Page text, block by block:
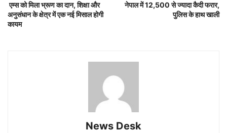
एम्स को मिला भ्रूण का दान, शिक्षा और
अनुसंधान के क्षेत्र में एक नई मिसाल होगी
कायम
नेपाल में 12,500 से ज्यादा कैदी फरार,
पुलिस के हाथ खाली
News Desk